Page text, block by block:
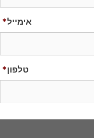
אימייל*
טלפון*